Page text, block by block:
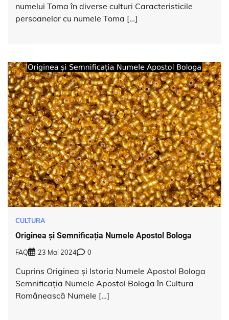
numelui Toma în diverse culturi Caracteristicile
persoanelor cu numele Toma […]
CULTURA
Originea și Semnificația Numele Apostol Bologa
FAQ 23 Mai 2024 0
Cuprins Originea și Istoria Numele Apostol Bologa
Semnificația Numele Apostol Bologa în Cultura
Românească Numele […]